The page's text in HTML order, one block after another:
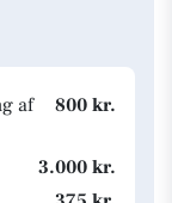
af
800 kr.
3.000 kr.